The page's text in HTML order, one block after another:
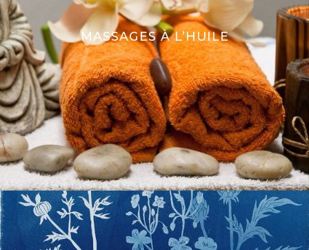
MASSAGES À L’HUILE